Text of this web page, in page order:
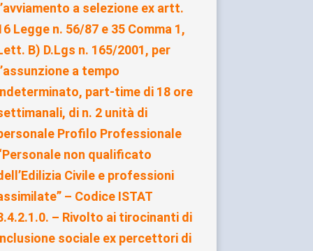
a selezione ex artt.
Legge n. 56/87 e 35 Comma 1,
B) D.Lgs n. 165/2001, per
a tempo
part-time di 18 ore
di n. 2 unità di
Profilo Professionale
non qualificato
Civile e professioni
– Codice ISTAT
– Rivolto ai tirocinanti di
sociale ex percettori di